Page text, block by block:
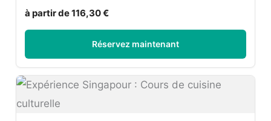
à partir de 116,30 €
Réservez maintenant